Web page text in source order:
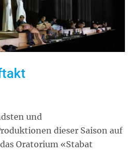
und
dieser Saison auf
Oratorium «Stabat